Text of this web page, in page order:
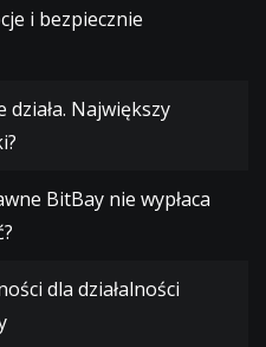
i bezpiecznie
Największy
BitBay nie wypłaca
dla działalności